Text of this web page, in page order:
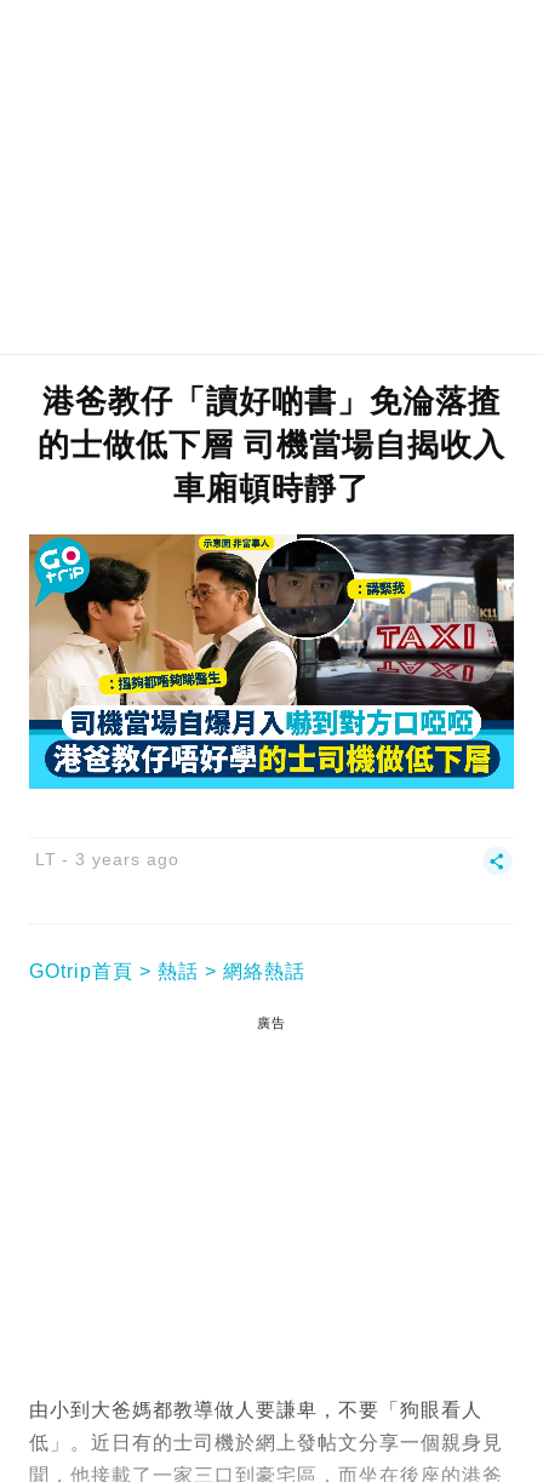
港爸教仔「讀好啲書」免淪落揸
的士做低下層 司機當場自揭收入
車廂頓時靜了
LT 3 years ago
GOtrip首頁 熱話 網絡熱話
廣告
由小到大爸媽都教導做人要謙卑，不要「狗眼看人
低」。近日有的士司機於網上發帖文分享一個親身見
聞，他接載了一家三口到豪宅區，而坐在後座的港爸